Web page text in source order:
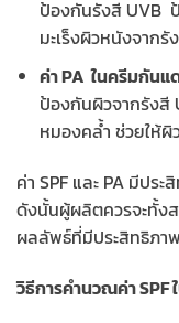
ป้องกันรังสี UVB
มะเร็งผิวหนังจาก
ค่า PA ในครีมกันแ
ป้องกันผิวจากรังสี
หมองคล้ำ ช่วยให้
ค่า SPF และ PA มีปร
ดังนั้นผู้ผลิตควรจะทั้ง
ผลลัพธ์ที่มีประสิทธิภา
วิธีการคำนวณค่า